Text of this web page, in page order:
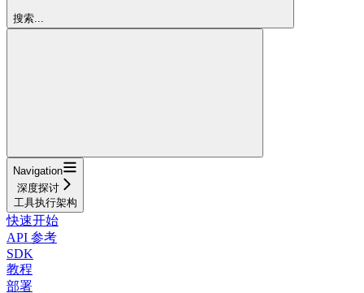
搜索...
Navigation
深度探讨
工具执行架构
快速开始
API 参考
SDK
教程
部署